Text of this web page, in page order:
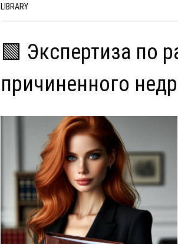
LIBRARY
🟩 Экспертиза по
причиненного